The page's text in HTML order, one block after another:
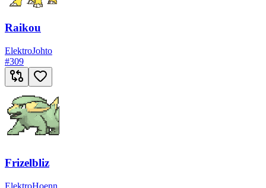
Raikou
ElektroJohto
#309
Frizelbliz